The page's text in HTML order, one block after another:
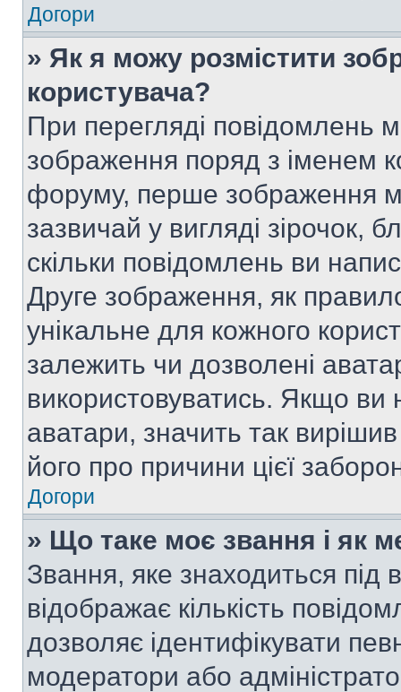
Догори
» Як я можу розмістити
користувача?
При перегляді повідомлень
зображення поряд з іменем
форуму, перше зображення
зазвичай у вигляді зірочок,
скільки повідомлень ви
Друге зображення, як
унікальне для кожного
залежить чи дозволені
використовуватись. Якщо ви
аватари, значить так
його про причини цієї
Догори
» Що таке моє звання і як
Звання, яке знаходиться
відображає кількість
дозволяє ідентифікувати
модератори або